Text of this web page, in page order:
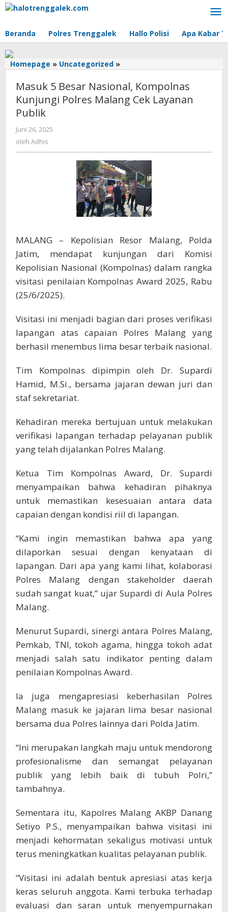
Lewati
Beranda Polres Trenggalek Hallo Polisi Apa Kabar
Homepage » Uncategorized »
Besar
Nasional,
Kompolnas
Cek
Layanan
Publik
Masuk 5 Besar Nasional, Kompolnas
Kunjungi Polres Malang Cek Layanan
Publik
Juni 26, 2025
oleh Adhis
MALANG – Kepolisian Resor Malang, Polda
Jatim, mendapat kunjungan dari Komisi
Kepolisian Nasional (Kompolnas) dalam rangka
visitasi penilaian Kompolnas Award 2025, Rabu
(25/6/2025).
Visitasi ini menjadi bagian dari proses verifikasi
lapangan atas capaian Polres Malang yang
berhasil menembus lima besar terbaik nasional.
Tim Kompolnas dipimpin oleh Dr. Supardi
Hamid, M.Si., bersama jajaran dewan juri dan
staf sekretariat.
Kehadiran mereka bertujuan untuk melakukan
verifikasi lapangan terhadap pelayanan publik
yang telah dijalankan Polres Malang.
Ketua Tim Kompolnas Award, Dr. Supardi
menyampaikan bahwa kehadiran pihaknya
untuk memastikan kesesuaian antara data
capaian dengan kondisi riil di lapangan.
“Kami ingin memastikan bahwa apa yang
dilaporkan sesuai dengan kenyataan di
lapangan. Dari apa yang kami lihat, kolaborasi
Polres Malang dengan stakeholder daerah
sudah sangat kuat,” ujar Supardi di Aula Polres
Malang.
Menurut Supardi, sinergi antara Polres Malang,
Pemkab, TNI, tokoh agama, hingga tokoh adat
menjadi salah satu indikator penting dalam
penilaian Kompolnas Award.
Ia juga mengapresiasi keberhasilan Polres
Malang masuk ke jajaran lima besar nasional
bersama dua Polres lainnya dari Polda Jatim.
“Ini merupakan langkah maju untuk mendorong
profesionalisme dan semangat pelayanan
publik yang lebih baik di tubuh Polri,”
tambahnya.
Sementara itu, Kapolres Malang AKBP Danang
Setiyo P.S., menyampaikan bahwa visitasi ini
menjadi kehormatan sekaligus motivasi untuk
terus meningkatkan kualitas pelayanan publik.
“Visitasi ini adalah bentuk apresiasi atas kerja
keras seluruh anggota. Kami terbuka terhadap
evaluasi dan saran untuk menyempurnakan